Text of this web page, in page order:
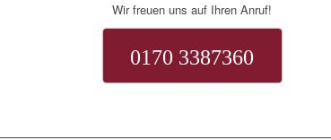
Wir freuen uns auf Ihren Anruf!
0170 3387360